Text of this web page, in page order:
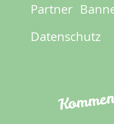
Footer
menu
Partner
Datenschutz